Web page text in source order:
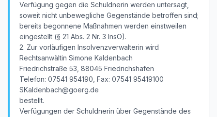
Verfügung gegen die Schuldnerin werden untersagt,
soweit nicht unbewegliche Gegenstände betroffen sind;
bereits begonnene Maßnahmen werden einstweilen
eingestellt (§ 21 Abs. 2 Nr. 3 InsO).
2. Zur vorläufigen Insolvenzverwalterin wird
Rechtsanwältin Simone Kaldenbach
Friedrichstraße 53, 88045 Friedrichshafen
Telefon: 07541 954190, Fax: 07541 95419100
SKaldenbach@goerg.de
bestellt.
Verfügungen der Schuldnerin über Gegenstände des